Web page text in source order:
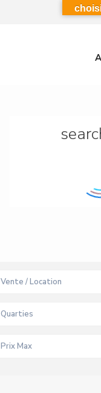
Vente / Location
Quarties